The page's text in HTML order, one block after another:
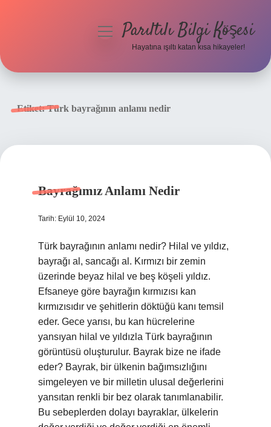
menüyüParıltılı Bilgi Köşesi
Hayatına ışıltı katan kısa hikayeler!
Etiket:Türk bayrağının anlamı nedir
Bayrağımız Anlamı Nedir
Tarih: Eylül 10, 2024
Türk bayrağının anlamı nedir? Hilal ve yıldız,
bayrağı al, sancağı al. Kırmızı bir zemin
üzerinde beyaz hilal ve beş köşeli yıldız.
Efsaneye göre bayrağın kırmızısı kan
kırmızısıdır ve şehitlerin döktüğü kanı temsil
eder. Gece yarısı, bu kan hücrelerine
yansıyan hilal ve yıldızla Türk bayrağının
görüntüsü oluşturulur. Bayrak bize ne ifade
eder? Bayrak, bir ülkenin bağımsızlığını
simgeleyen ve bir milletin ulusal değerlerini
yansıtan renkli bir bez olarak tanımlanabilir.
Bu sebeplerden dolayı bayraklar, ülkelerin